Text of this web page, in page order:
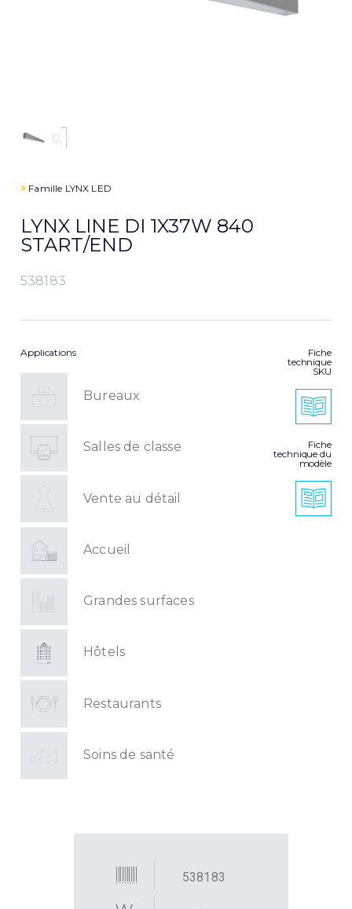
> Famille LYNX LED
LYNX LINE DI 1X37W 840
START/END
538183
Applications
Bureaux
Salles de classe
Vente au détail
Accueil
Grandes surfaces
Hôtels
Restaurants
Soins de santé
Fiche
technique
SKU
Fiche
technique du
modèle
538183